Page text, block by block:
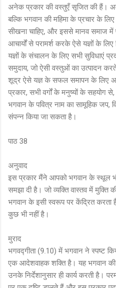
अनेक प्रकार की वस्तुएँ सृजित की हैं।
बल्कि भगवान की महिमा के प्रचार के
सीखना चाहिए, और इससे मानव समाज में
आचार्यों से परामर्श करके ऐसे यज्ञों के
यज्ञों के संचालन के लिए सभी सुविधाएं
समुदाय, जो ऐसी वस्तुओं का उत्पादन
शूद्र ऐसे यज्ञ के सफल समापन के लिए
प्रकार, सभी वर्गों के मनुष्यों के सहयोग
भगवान के पवित्र नाम का सामूहिक जप,
संपन्न किया जा सकता है।
पाठ 38
अनुवाद
इस प्रकार मैंने आपको भगवान के स्थूल
समझा दी है। जो व्यक्ति वास्तव में मुक्ति
भगवान के इसी स्वरूप पर केंद्रित करता
कुछ भी नहीं है।
मुराद
भगवद्गीता (9.10) में भगवान ने स्पष्ट
एक आदेशवाहक शक्ति है। यह भगवान
उनके निर्देशानुसार ही कार्य करती है।